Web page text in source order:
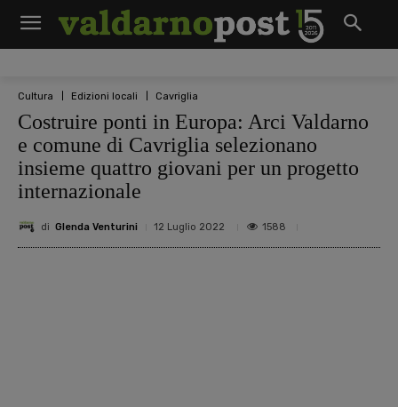
Cultura Edizioni locali Cavriglia
Costruire ponti in Europa: Arci Valdarno
e comune di Cavriglia selezionano
insieme quattro giovani per un progetto
internazionale
di Glenda Venturini 12 Luglio 2022 1588